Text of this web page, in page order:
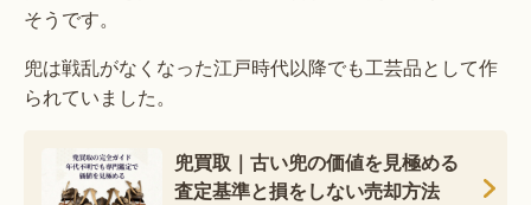
そうです。
兜は戦乱がなくなった江戸時代以降でも工芸品として作
られていました。
兜買取｜古い兜の価値を見極める
査定基準と損をしない売却方法